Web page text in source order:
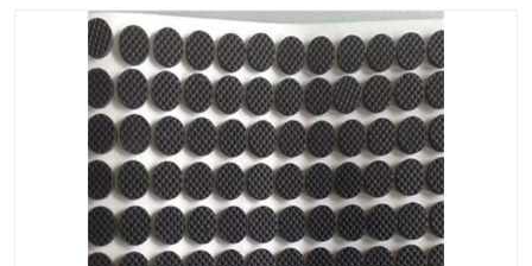
PORON泡棉 防火海绵
EVA珍珠棉异形 硅胶脚垫
佛橡胶泡棉